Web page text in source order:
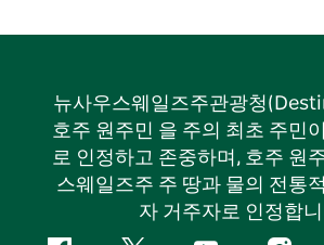
뉴사우스웨일즈주관광청
호주 원주민 을 주의 최초 주민
로 인정하고 존중하며, 호주 원
스웨일즈주 주 땅과 물의 전통
자 거주자로 인정합